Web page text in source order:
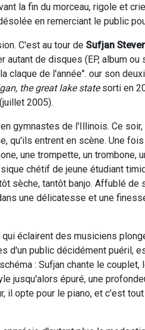
la fin du morceau, rigole et
en remerciant le public
C'est au tour de Sufjan
de disques (EP, album ou
claque de l'année". our son
the great lake statesorti en
2005).
gymnastes de l'Illinois. Ce
qu'ils entrent en scène. Une
une trompette, un trombone,
chétif de jeune étudiant
sèche, tantôt banjo. Affublé de
une délicatesse et une
éclairent des musiciens
d'un public décidément puéril,
: Sufjan chante le couplet,
jusqu'alors épuré, une
il opte pour le piano, et c'est